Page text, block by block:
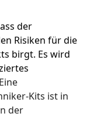
der
Risiken für die
birgt. Es wird
Eine
Kits ist in
der